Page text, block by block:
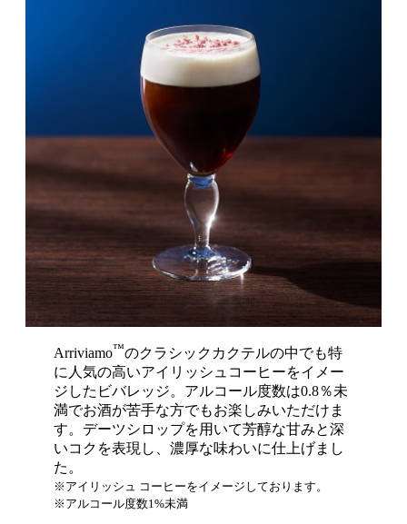
Arriviamo™のクラシックカクテルの中でも特
に人気の高いアイリッシュコーヒーをイメー
ジしたビバレッジ。アルコール度数は0.8％未
満でお酒が苦手な方でもお楽しみいただけま
す。デーツシロップを用いて芳醇な甘みと深
いコクを表現し、濃厚な味わいに仕上げまし
た。
※アイリッシュ コーヒーをイメージしております。
※アルコール度数1%未満